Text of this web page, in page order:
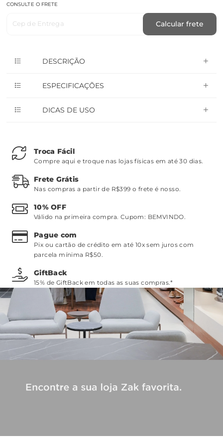
CONSULTE O FRETE
Cep de Entrega Calcular frete
DESCRIÇÃO
ESPECIFICAÇÕES
DICAS DE USO
Troca Fácil
Compre aqui e troque nas lojas físicas em até 30 dias.
Frete Grátis
Nas compras a partir de R$399 o frete é nosso.
10% OFF
Válido na primeira compra. Cupom: BEMVINDO.
Pague com
Pix ou cartão de crédito em até 10x sem juros com
parcela mínima R$50.
GiftBack
15% de GiftBack em todas as suas compras.*